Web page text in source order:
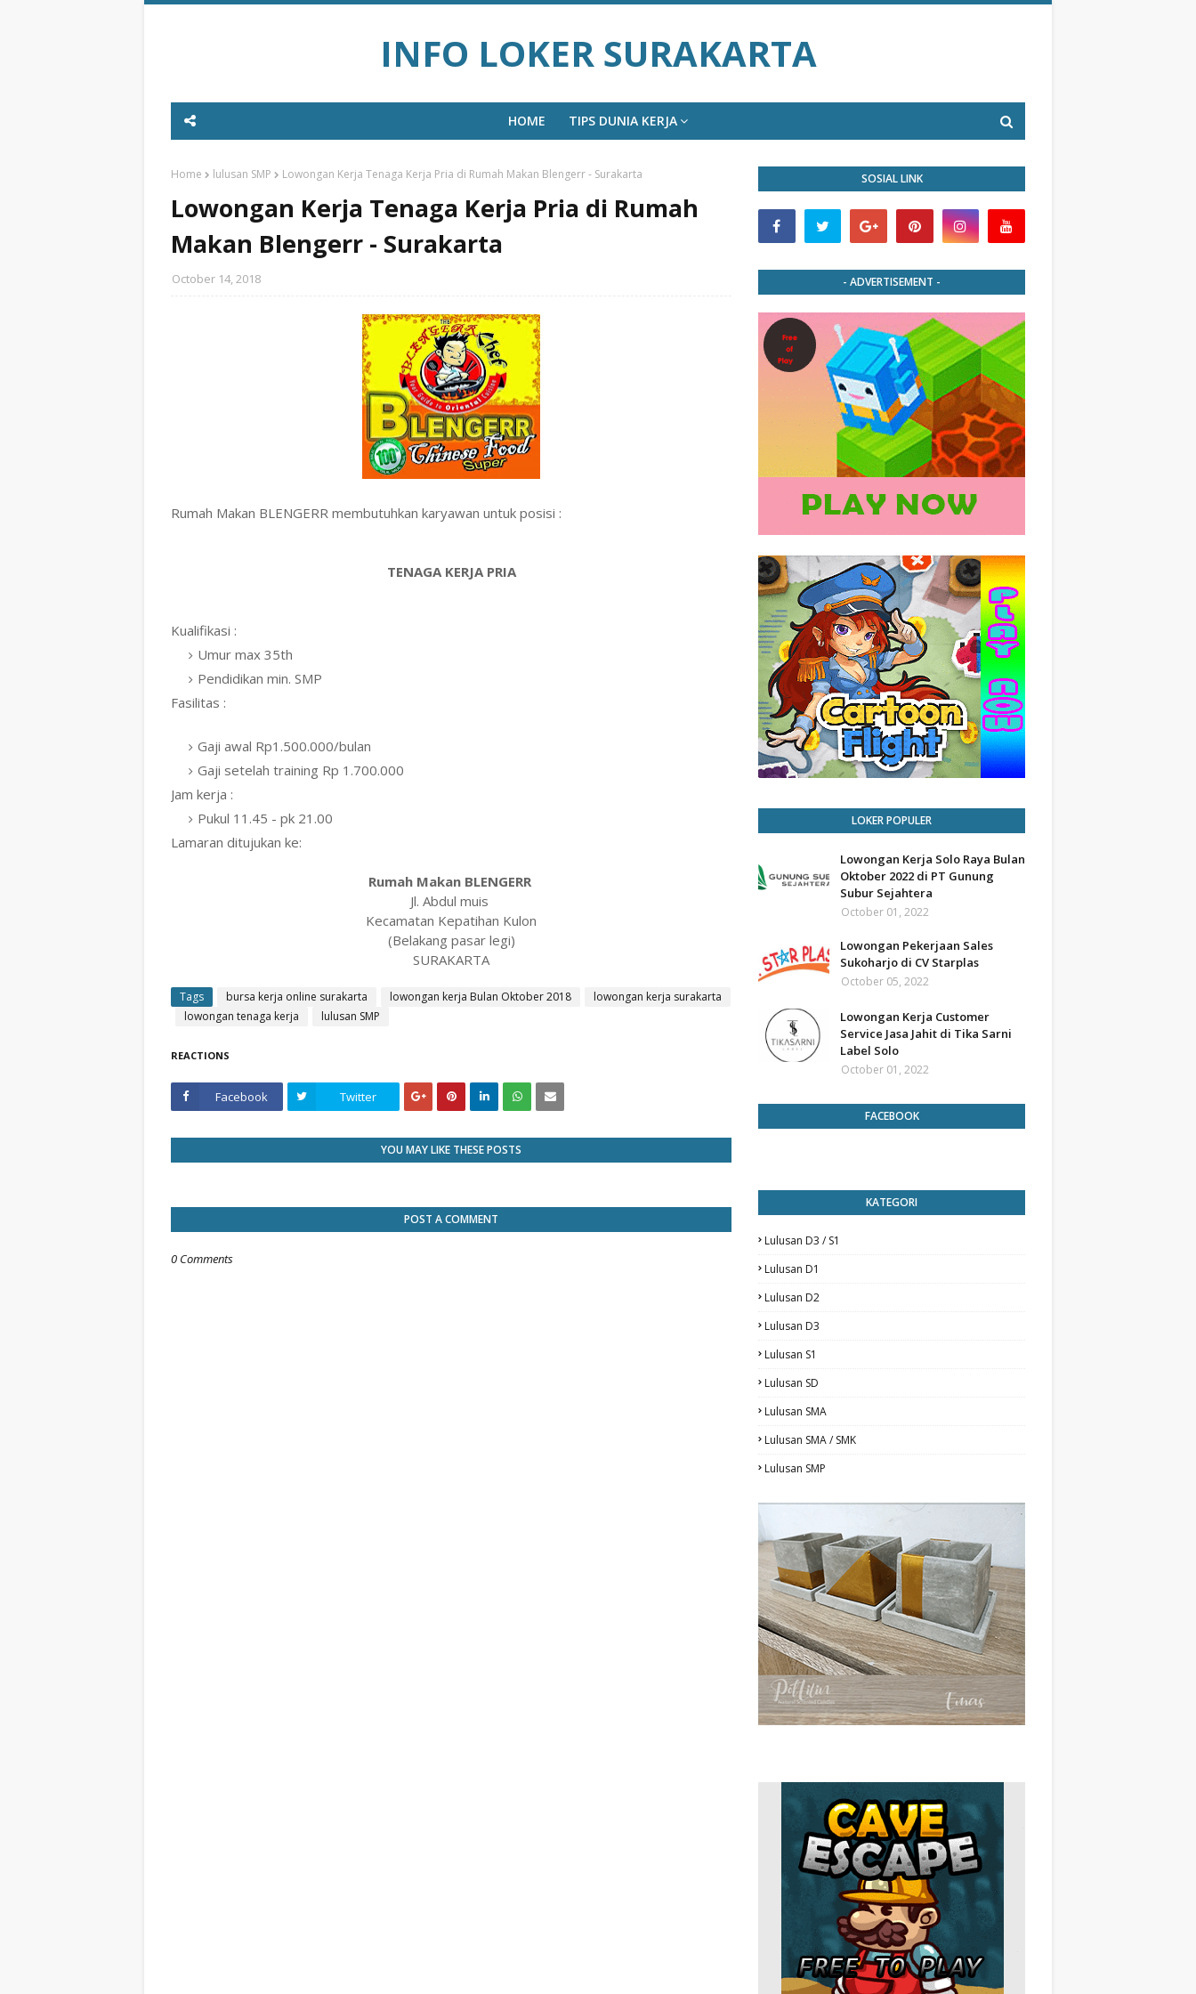
INFO LOKER SURAKARTA
HOME TIPS DUNIA KERJA
Home lulusan SMP Lowongan Kerja Tenaga Kerja Pria di Rumah Makan Blengerr - Surakarta
Lowongan Kerja Tenaga Kerja Pria di Rumah
Makan Blengerr - Surakarta
October 14, 2018
Rumah Makan BLENGERR membutuhkan karyawan untuk posisi :
TENAGA KERJA PRIA
Kualifikasi :
Umur max 35th
Pendidikan min. SMP
Fasilitas :
Gaji awal Rp1.500.000/bulan
Gaji setelah training Rp 1.700.000
Jam kerja :
Pukul 11.45 - pk 21.00
Lamaran ditujukan ke:
Rumah Makan BLENGERR
Jl. Abdul muis
Kecamatan Kepatihan Kulon
(Belakang pasar legi)
SURAKARTA
Tags bursa kerja online surakarta lowongan kerja Bulan Oktober 2018
lowongan kerja surakarta
lowongan tenaga kerja
lulusan SMP
REACTIONS
Facebook Twitter
YOU MAY LIKE THESE POSTS
POST A COMMENT
0 Comments
SOSIAL LINK
- ADVERTISEMENT -
LOKER POPULER
Lowongan Kerja Solo Raya Bulan
Oktober 2022 di PT Gunung
Subur Sejahtera
October 01, 2022
Lowongan Pekerjaan Sales
Sukoharjo di CV Starplas
October 05, 2022
Lowongan Kerja Customer
Service Jasa Jahit di Tika Sarni
Label Solo
October 01, 2022
FACEBOOK
KATEGORI
Lulusan D3 / S1
Lulusan D1
Lulusan D2
Lulusan D3
Lulusan S1
Lulusan SD
Lulusan SMA
Lulusan SMA / SMK
Lulusan SMP